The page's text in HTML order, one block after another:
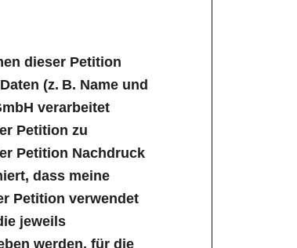
dieser Petition
(z. B. Name und
verarbeitet
Petition zu
Petition Nachdruck
dass meine
Petition verwendet
jeweils
werden, für die